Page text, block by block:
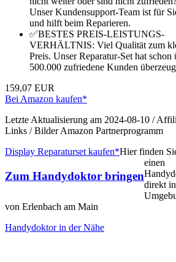
Unser Kundensupport-Team ist für
und hilft beim Reparieren.
✅BESTES PREIS-LEISTUNGS-
VERHÄLTNIS: Viel Qualität zum
Preis. Unser Reparatur-Set hat schon
500.000 zufriedene Kunden
159,07 EUR
Bei Amazon kaufen*
Letzte Aktualisierung am 2024-08-10 /
Links / Bilder Amazon Partnerprogramm
Display Reparaturset kaufen*
Zum Handydoktor bringen
Hier finden
einen
direkt
von Erlenbach am Main
Handydoktor in der Nähe